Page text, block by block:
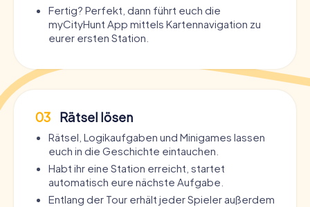
Fertig? Perfekt, dann führt euch die
myCityHunt App mittels Kartennavigation zu
eurer ersten Station.
03 Rätsel lösen
Rätsel, Logikaufgaben und Minigames lassen
euch in die Geschichte eintauchen.
Habt ihr eine Station erreicht, startet
automatisch eure nächste Aufgabe.
Entlang der Tour erhält jeder Spieler außerdem